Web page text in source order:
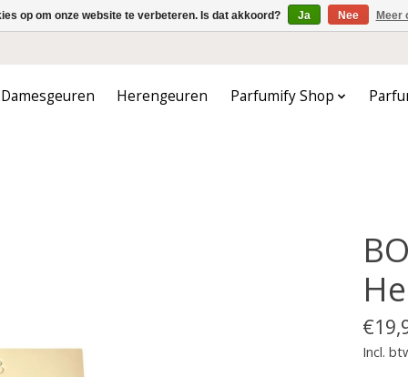
Damesgeuren Herengeuren Parfumify Shop
Incl.
op om onze website te verbeteren. Is dat akkoord? Ja Nee Meer